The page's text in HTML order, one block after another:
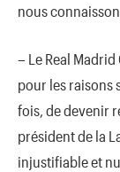
nous
– Le Real
pour les raisons
fois, de devenir
président de la
injustifiable et